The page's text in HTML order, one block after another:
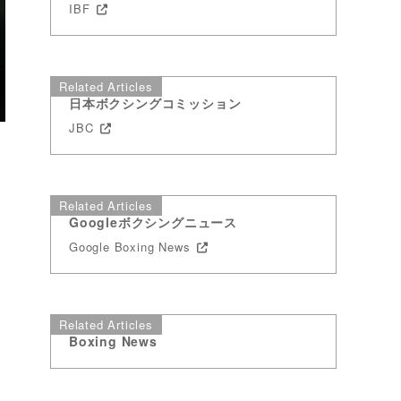
IBF
Related Articles
日本ボクシングコミッション
JBC
Related Articles
Googleボクシングニュース
Google Boxing News
Related Articles
Boxing News